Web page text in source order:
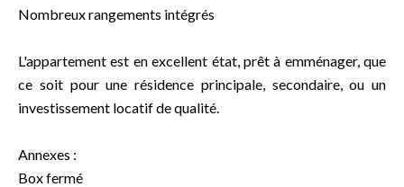
Nombreux rangements intégrés
L'appartement est en excellent état, prêt à emménager, que
ce soit pour une résidence principale, secondaire, ou un
investissement locatif de qualité.
Annexes :
Box fermé